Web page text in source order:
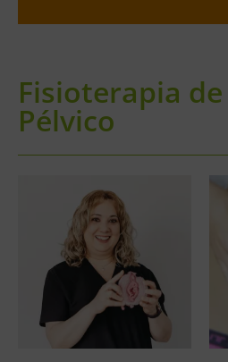
Fisioterapia de
Pélvico